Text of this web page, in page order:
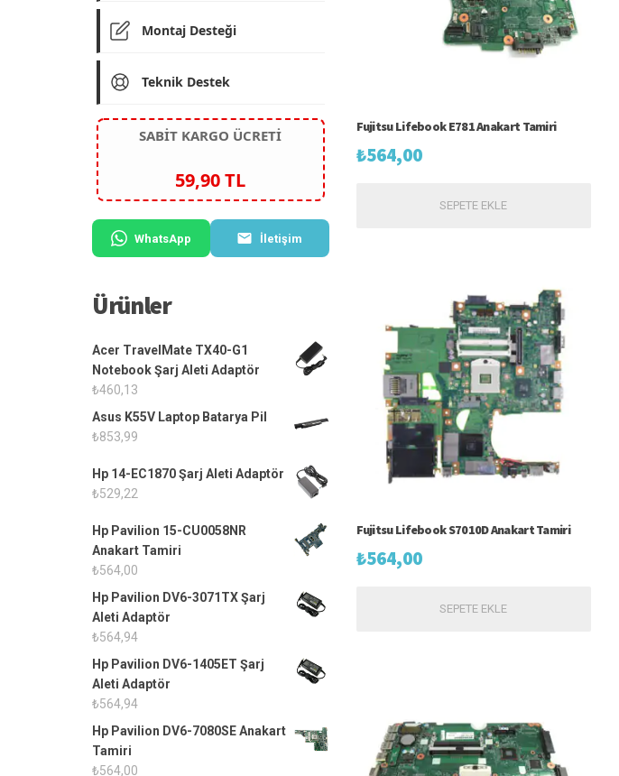
Fujitsu Lifebook E781 Anakart Tamiri
₺564,00
SEPETE EKLE
Fujitsu Lifebook S7010D Anakart Tamiri
₺564,00
SEPETE EKLE
Montaj Desteği
Teknik Destek
SABİT KARGO ÜCRETİ
59,90 TL
WhatsApp İletişim
Ürünler
Acer TravelMate TX40-G1
Notebook Şarj Aleti Adaptör
₺460,13
Asus K55V Laptop Batarya Pil
₺853,99
Hp 14-EC1870 Şarj Aleti Adaptör
₺529,22
Hp Pavilion 15-CU0058NR
Anakart Tamiri
₺564,00
Hp Pavilion DV6-3071TX Şarj
Aleti Adaptör
₺564,94
Hp Pavilion DV6-1405ET Şarj
Aleti Adaptör
₺564,94
Hp Pavilion DV6-7080SE Anakart
Tamiri
₺564,00